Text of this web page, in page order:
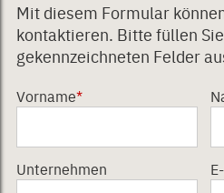
Mit diesem Formular
kontaktieren. Bitte füllen
gekennzeichneten Felder
Vorname*
Unternehmen